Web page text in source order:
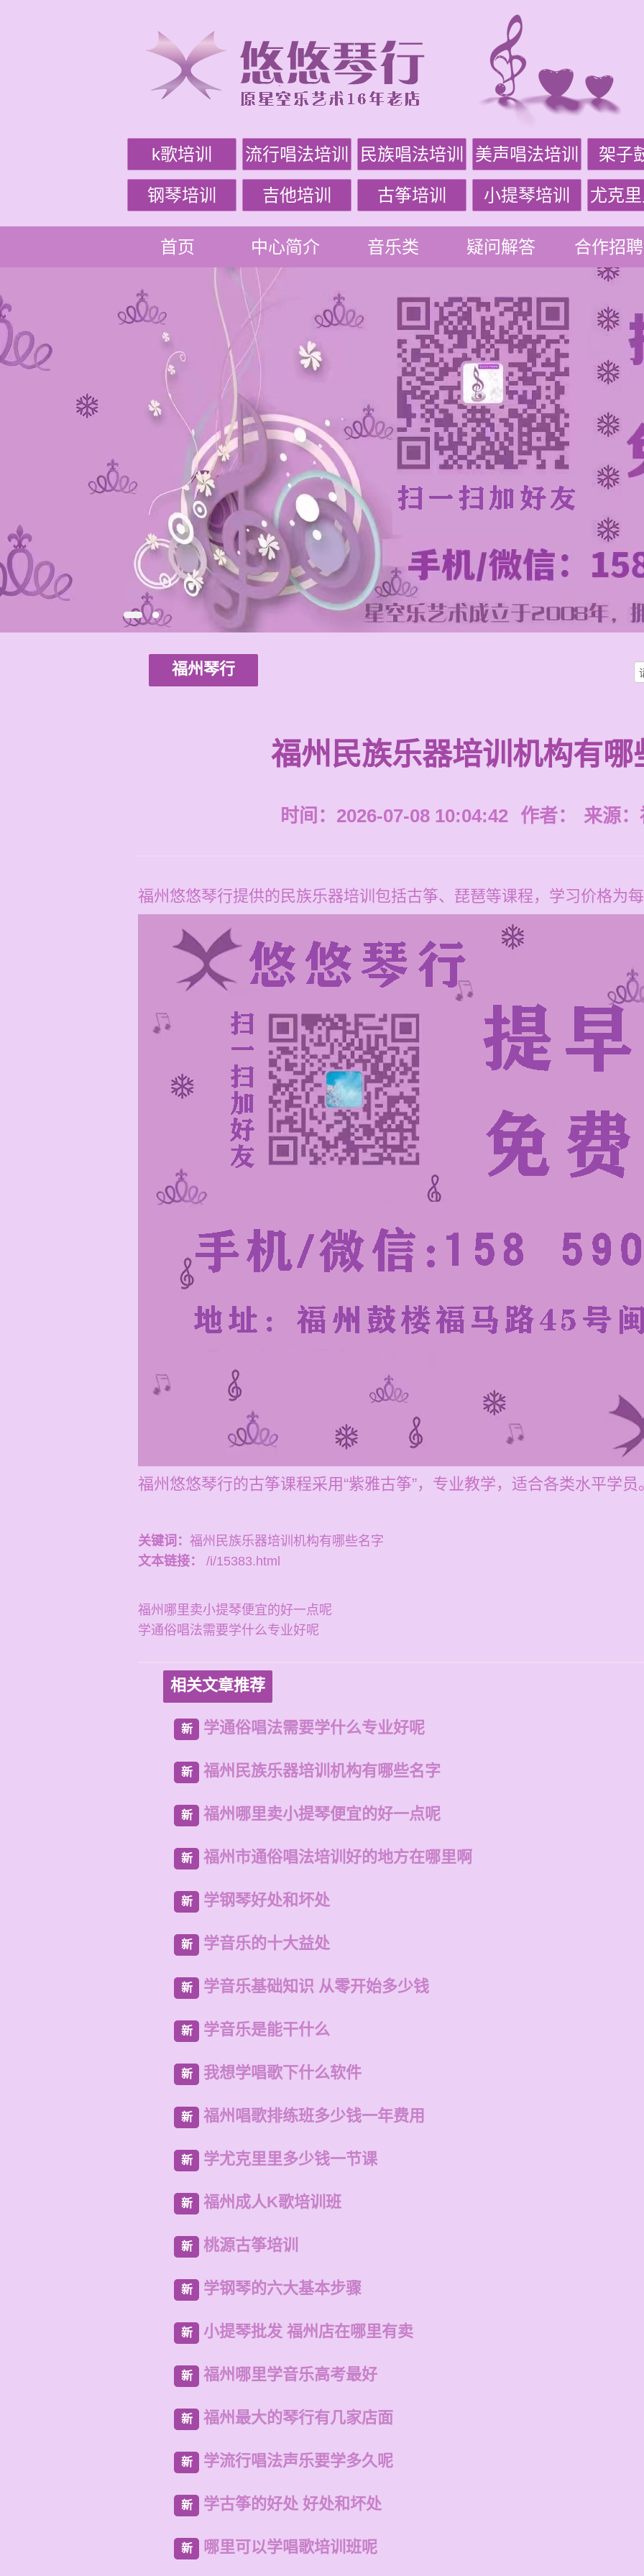
k歌培训 流行唱法培训 民族唱法培训 美声唱法培训 架子
钢琴培训 吉他培训 古筝培训 小提琴培训 尤克
首页 中心简介 音乐类 疑问解答 合作招聘
福州琴行
福州民族乐器培训机构有哪
时间：2026-07-08 10:04:42 作者： 来源：
福州悠悠琴行提供的民族乐器培训包括古筝、琵琶等课程，学习价格为
福州悠悠琴行的古筝课程采用“紫雅古筝”，专业教学，适合各类水平学员
关键词： 福州民族乐器培训机构有哪些名字
文本链接：
/i/15383.html
福州哪里卖小提琴便宜的好一点呢
学通俗唱法需要学什么专业好呢
相关文章推荐
新 学通俗唱法需要学什么专业好呢
新 福州民族乐器培训机构有哪些名字
新 福州哪里卖小提琴便宜的好一点呢
新 福州市通俗唱法培训好的地方在哪里啊
新 学钢琴好处和坏处
新 学音乐的十大益处
新 学音乐基础知识 从零开始多少钱
新 学音乐是能干什么
新 我想学唱歌下什么软件
新 福州唱歌排练班多少钱一年费用
新 学尤克里里多少钱一节课
新 福州成人K歌培训班
新 桃源古筝培训
新 学钢琴的六大基本步骤
新 小提琴批发 福州店在哪里有卖
新 福州哪里学音乐高考最好
新 福州最大的琴行有几家店面
新 学流行唱法声乐要学多久呢
新 学古筝的好处 好处和坏处
新 哪里可以学唱歌培训班呢